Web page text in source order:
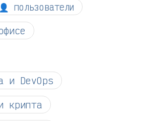
👤 пользователи
и DevOps
крипта